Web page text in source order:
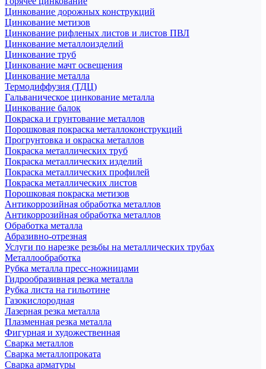
Цинкование дорожных конструкций
Цинкование метизов
Цинкование рифленых листов и листов ПВЛ
Цинкование металлоизделий
Цинкование труб
Цинкование мачт освещения
Цинкование металла
Термодиффузия (ТДЦ)
Гальваническое цинкование металла
Цинкование балок
Покраска и грунтование металлов
Порошковая покраска металлоконструкций
Прогрунтовка и окраска металлов
Покраска металлических труб
Покраска металлических изделий
Покраска металлических профилей
Покраска металлических листов
Порошковая покраска метизов
Антикоррозийная обработка металлов
Антикоррозийная обработка металлов
Обработка металла
Абразивно-отрезная
Услуги по нарезке резьбы на металлических трубах
Металлообработка
Рубка металла пресс-ножницами
Гидрообразивная резка металла
Рубка листа на гильотине
Газокислородная
Лазерная резка металла
Плазменная резка металла
Фигурная и художественная
Сварка металлов
Сварка металлопроката
Сварка арматуры